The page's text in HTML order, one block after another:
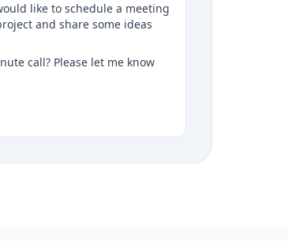
like to schedule a meeting
and share some ideas
call? Please let me know